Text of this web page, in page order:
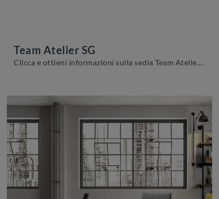
Team Atelier SG
Clicca e ottieni informazioni sulla sedia Team Atelier SG di Zamagna in tessuto: le più originali Sedie sgabelli moderne ti aspettano.